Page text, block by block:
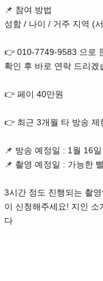
📌 참여 방법
성함 / 나이 / 거주 지역 (
👉 010-7749-9583 으로
확인 후 바로 연락 드리겠
👉 페이 40만원
👉 최근 3개월 타 방송 제
📌 방송 예정일 : 1월 16일
📌 촬영 예정일 : 가능한
3시간 정도 진행되는 촬
이 신청해주세요! 지인 소
다